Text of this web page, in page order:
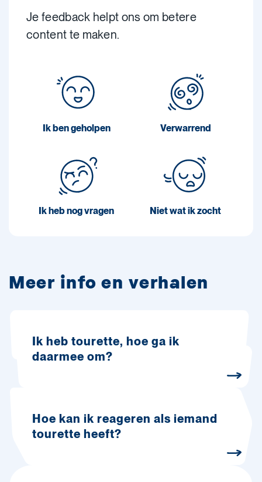
Je feedback helpt ons om betere
content te maken.
Ik ben geholpen Verwarrend
Ik heb nog vragen Niet wat ik zocht
Meer info en verhalen
Ik heb tourette, hoe ga ik
daarmee om?
Hoe kan ik reageren als iemand
tourette heeft?